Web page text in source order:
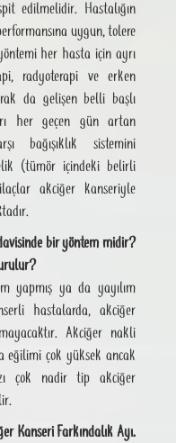
edilmelidir. Hastalığın
uygun, tolere
her hasta için ayrı
radyoterapi ve erken
da gelişen belli başlı
her geçen gün artan
bağışıklık sistemini
(tümör içindeki belirli
akciğer kanseriyle
bir yöntem midir?
yapmış ya da yayılım
hastalarda, akciğer
Akciğer nakli
eğilimi çok yüksek ancak
çok nadir tip akciğer
Kanseri Farkındalık Ayı.